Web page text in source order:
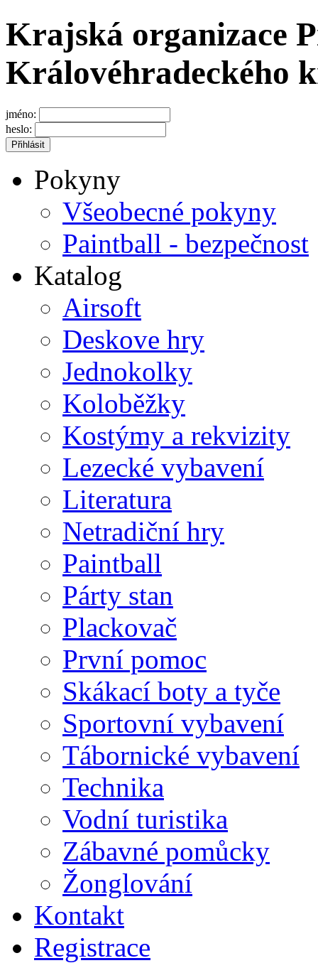
Krajská organizace
Královéhradeckého
jméno:
heslo:
Pokyny
Všeobecné pokyny
Paintball - bezpečnost
Katalog
Airsoft
Deskove hry
Jednokolky
Koloběžky
Kostýmy a rekvizity
Lezecké vybavení
Literatura
Netradiční hry
Paintball
Párty stan
Plackovač
První pomoc
Skákací boty a tyče
Sportovní vybavení
Tábornické vybavení
Technika
Vodní turistika
Zábavné pomůcky
Žonglování
Kontakt
Registrace